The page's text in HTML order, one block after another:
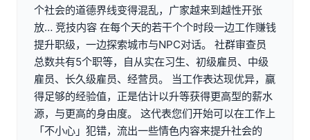
个社会的道德界线变得混乱，广家越来到越性开张
放… 竞技内容 在每个天的若干个个时段一边工作赚钱
提升职级，一边探索城市与NPC对话。 社群审查员
总数共有5个职等，自从实在习生、初级雇员、中级
雇员、长久级雇员、经营员。 当工作表达现优异，赢
得足够的经验值，正是估计以升等获得更高型的薪水
源，与更高的身由度。 这代表您们开始可以在工作上
「不小心」犯错，流出一些情色内容来提升社会的